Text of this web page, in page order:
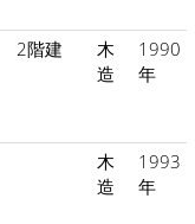
2階建
木
造
1990
年
木
造
1993
年